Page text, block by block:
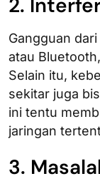
Gangguan
atau
Selain itu,
sekitar juga
ini tentu
jaringan
3.